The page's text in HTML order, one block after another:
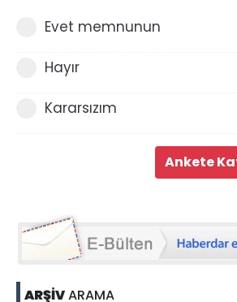
Evet memnunun
Hayır
Kararsızım
ARŞİVARAMA